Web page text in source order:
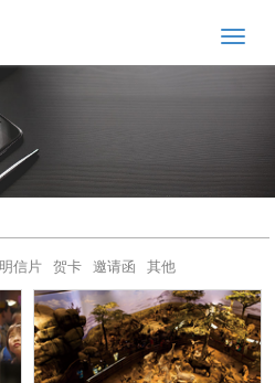
明信片 贺卡 邀请函 其他